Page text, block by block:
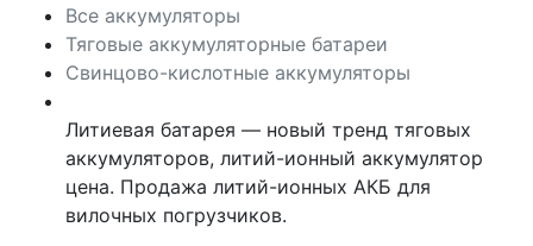
Все аккумуляторы
Тяговые аккумуляторные батареи
Свинцово-кислотные аккумуляторы
Литиевая батарея — новый тренд тяговых
аккумуляторов, литий-ионный аккумулятор
цена. Продажа литий-ионных АКБ для
вилочных погрузчиков.